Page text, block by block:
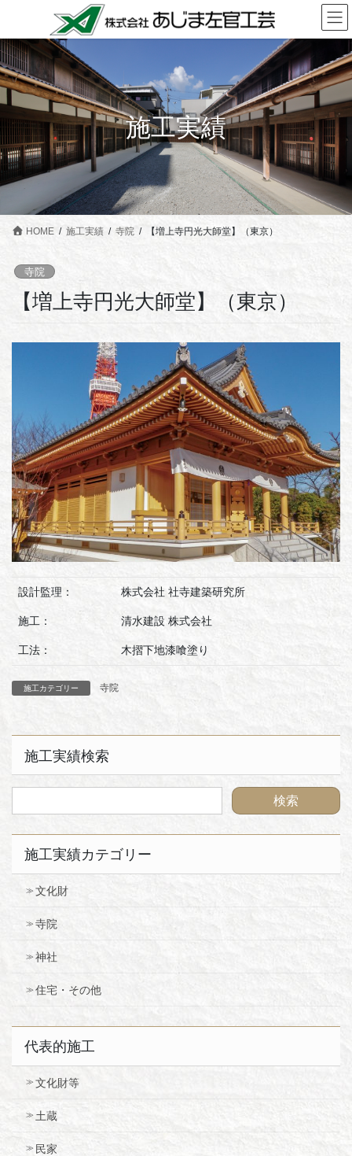
テ
ン
ツ
に
動
ゲ
ー
シ
ョ
に
移
施工実績
HOME 施工実績 寺院 【増上寺円光大師堂】（東京）
寺院
【増上寺円光大師堂】（東京）
設計監理： 株式会社 社寺建築研究所
施工： 清水建設 株式会社
工法： 木摺下地漆喰塗り
施工カテゴリー 寺院
施工実績検索
施工実績カテゴリー
文化財
寺院
神社
住宅・その他
代表的施工
文化財等
土蔵
民家